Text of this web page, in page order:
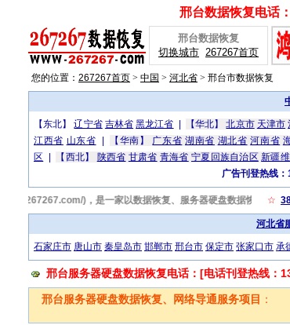
邢台数据恢复电话
邢台数据恢复
切换城市 267267首页
您的位置： 267267首页 > 中国 > 河北省 > 邢台市数据恢复
【东北】辽宁省 吉林省 黑龙江省 【华北】北京市 天津市
江西省 山东省 【华南】 广东省 湖南省 湖北省 河南省
区
【西北】 陕西省 甘肃省 青海省 宁夏回族自治区 新疆
广告刊登热线
)，是一家以数据恢复、服务器硬盘数据恢复、☆
河北省
石家庄市 唐山市 秦皇岛市 邯郸市 邢台市 保定市 张家口市 承
邢台服务器硬盘数据恢复电话：[电话刊登热线：
邢台服务器硬盘数据恢复、网络导通服务项目 ：